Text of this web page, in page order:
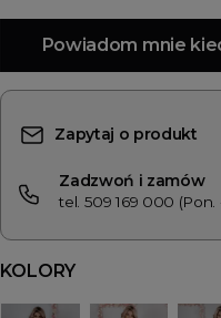
Powiadom mnie
Zapytaj o produkt
Zadzwoń i zamów
tel. 509 169 000 (Pon.
KOLORY